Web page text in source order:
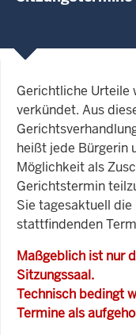
Gerichtliche Urteile
verkündet. Aus
heißt jede Bürgerin
Möglichkeit als
Gerichtstermin
Sie tagesaktuell
stattfindenden
Maßgeblich ist nur
Sitzungssaal.
Technisch bedingt
Termine als